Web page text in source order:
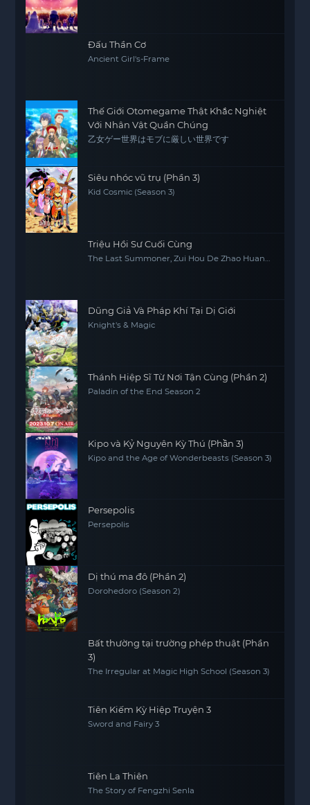
Đấu Thần Cơ
Ancient Girl's-Frame
Thế Giới Otomegame Thật Khắc Nghiệt
Với Nhân Vật Quần Chúng
乙女ゲー世界はモブに厳しい世界です
Siêu nhóc vũ trụ (Phần 3)
Kid Cosmic (Season 3)
Triệu Hồi Sư Cuối Cùng
The Last Summoner, Zui Hou De Zhao Huan
Dũng Giả Và Pháp Khí Tại Dị Giới
Knight's & Magic
Thánh Hiệp Sĩ Từ Nơi Tận Cùng (Phần 2)
Paladin of the End Season 2
Kipo và Kỷ Nguyên Kỳ Thú (Phần 3)
Kipo and the Age of Wonderbeasts (Season 3)
Persepolis
Persepolis
Dị thú ma đô (Phần 2)
Dorohedoro (Season 2)
Bất thường tại trường phép thuật (Phần
3)
The Irregular at Magic High School (Season 3)
Tiên Kiếm Kỳ Hiệp Truyện 3
Sword and Fairy 3
Tiên La Thiên
The Story of Fengzhi Senla